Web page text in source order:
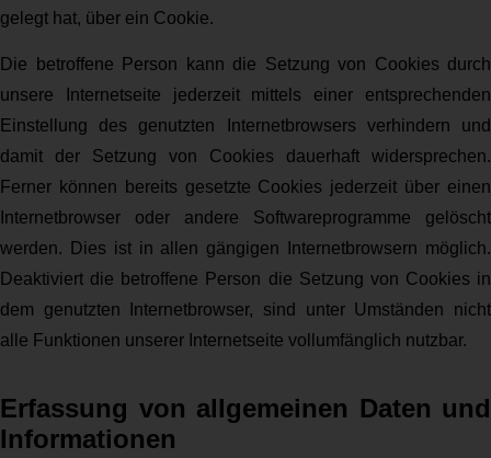
gelegt hat, über ein Cookie.
Die betroffene Person kann die Setzung von Cookies durch
unsere Internetseite jederzeit mittels einer entsprechenden
Einstellung des genutzten Internetbrowsers verhindern und
damit der Setzung von Cookies dauerhaft widersprechen.
Ferner können bereits gesetzte Cookies jederzeit über einen
Internetbrowser oder andere Softwareprogramme gelöscht
werden. Dies ist in allen gängigen Internetbrowsern möglich.
Deaktiviert die betroffene Person die Setzung von Cookies in
dem genutzten Internetbrowser, sind unter Umständen nicht
alle Funktionen unserer Internetseite vollumfänglich nutzbar.
Erfassung von allgemeinen Daten und
Informationen